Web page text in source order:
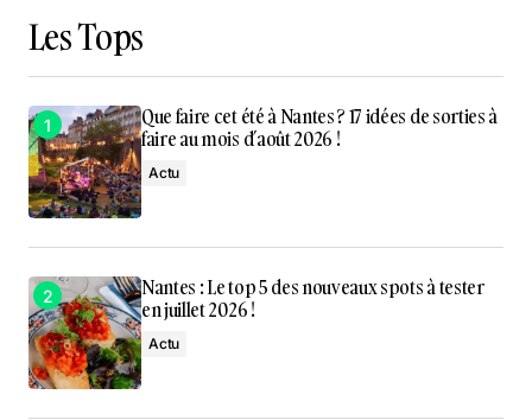
Les Tops
Que faire cet été à Nantes ? 17 idées de sorties à
faire au mois d’août 2026 !
Actu
Nantes : Le top 5 des nouveaux spots à tester
en juillet 2026 !
Actu